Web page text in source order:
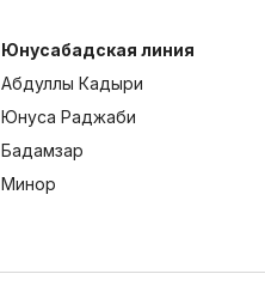
Юнусабадская линия
Абдуллы Кадыри
Юнуса Раджаби
Бадамзар
Минор